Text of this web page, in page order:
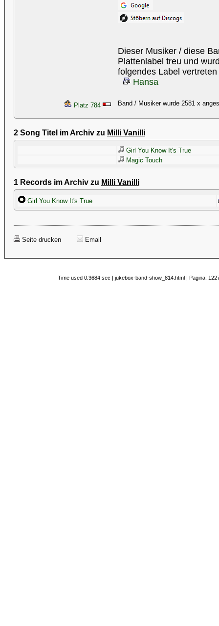
Dieser Musiker / diese
Plattenlabel treu und
folgendes Label vertreten
Hansa
Platz 784 Band / Musiker wurde 2581 x
2 Song Titel im Archiv zu Milli Vanilli
Girl You Know It's True
Magic Touch
1 Records im Archiv zu Milli Vanilli
Girl You Know It's True
Seite drucken Email
Time used 0.3684 sec | jukebox-band-show_814.html | Pagina: